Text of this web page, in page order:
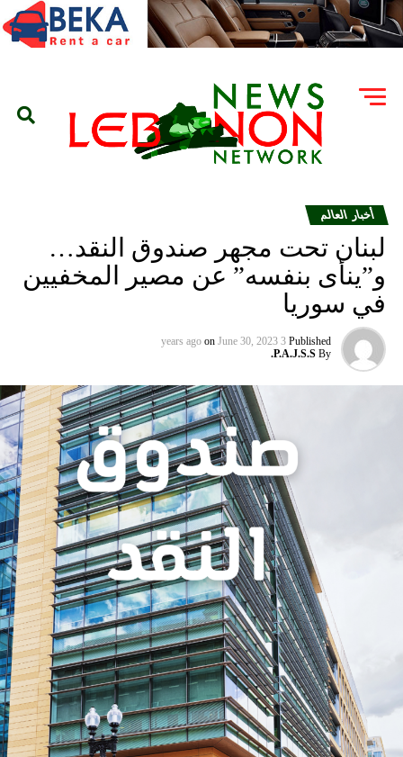
أخبار العالم
لبنان تحت مجهر صندوق النقد…
و”ينأى بنفسه” عن مصير المخفيين
في سوريا
Published
3 years ago
on June 30, 2023
By
P.A.J.S.S.